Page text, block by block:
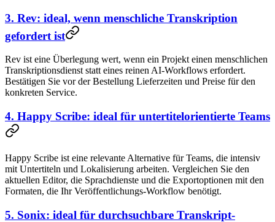
3. Rev: ideal, wenn menschliche Transkription
gefordert ist
Rev ist eine Überlegung wert, wenn ein Projekt einen menschlichen
Transkriptionsdienst statt eines reinen AI-Workflows erfordert.
Bestätigen Sie vor der Bestellung Lieferzeiten und Preise für den
konkreten Service.
4. Happy Scribe: ideal für untertitelorientierte Teams
Happy Scribe ist eine relevante Alternative für Teams, die intensiv
mit Untertiteln und Lokalisierung arbeiten. Vergleichen Sie den
aktuellen Editor, die Sprachdienste und die Exportoptionen mit den
Formaten, die Ihr Veröffentlichungs-Workflow benötigt.
5. Sonix: ideal für durchsuchbare Transkript-